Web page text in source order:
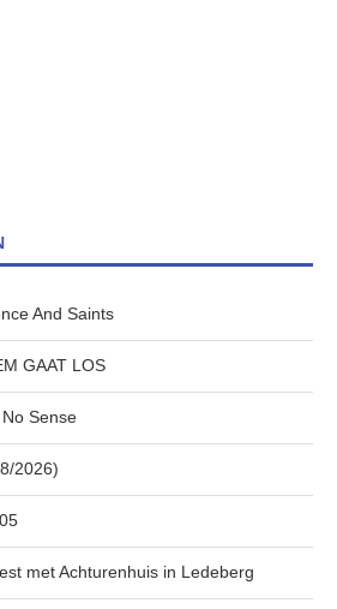
And Saints
GAAT LOS
Sense
2026)
met Achturenhuis in Ledeberg